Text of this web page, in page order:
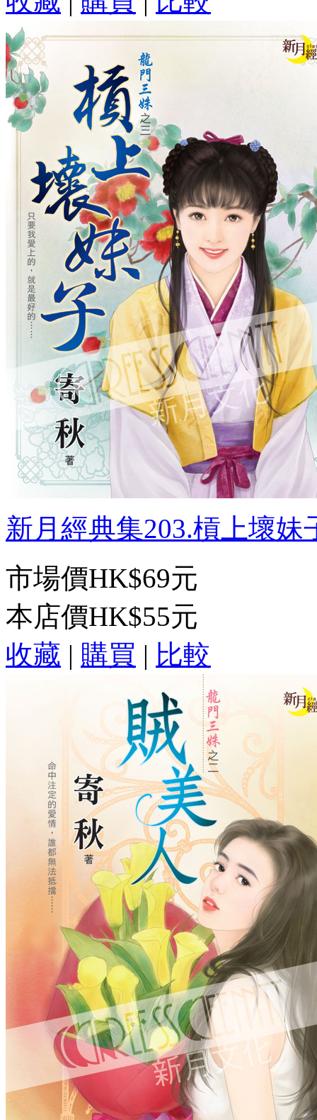
新月經典集203.槓上壞妹
市場價HK$69元
本店價HK$55元
收藏 | 購買 | 比較